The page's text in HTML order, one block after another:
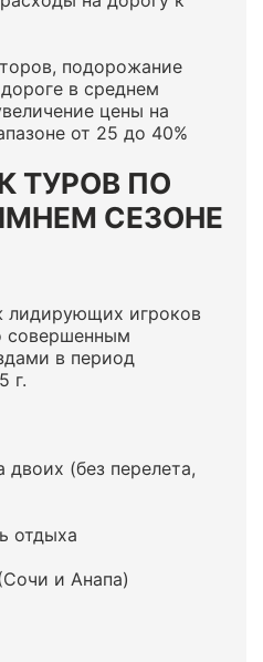
подорожание
в среднем
цены на
от 25 до 40%
ТУРОВ ПО
СЕЗОНЕ
лидирующих игроков
совершенным
в период
г.
двоих (без перелета,
отдыха
и Анапа)